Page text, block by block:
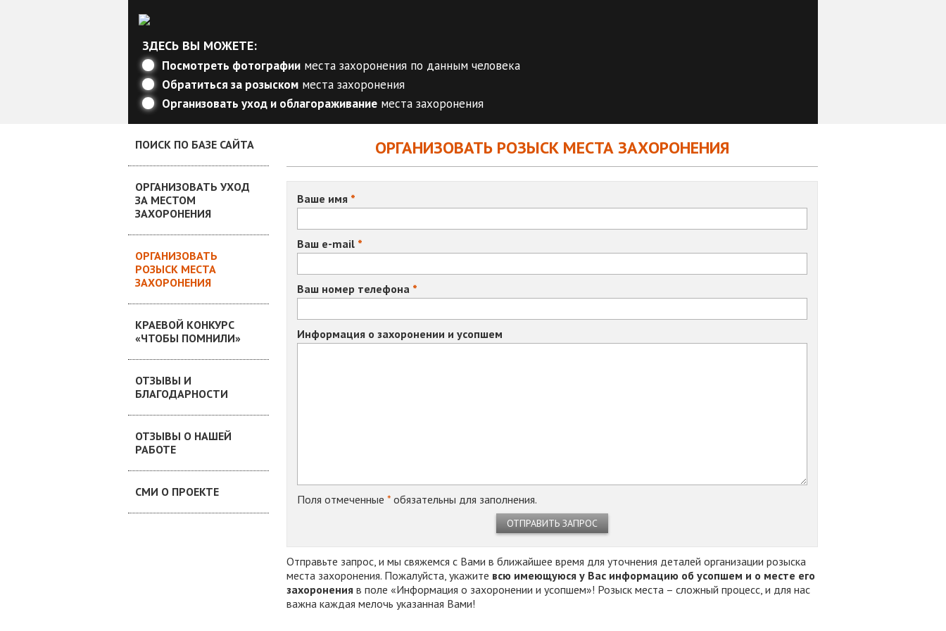
ЗДЕСЬ ВЫ МОЖЕТЕ:
Посмотреть фотографии места захоронения по данным человека
Обратиться за розыском места захоронения
Организовать уход и облагораживание места захоронения
ПОИСК ПО БАЗЕ САЙТА
ОРГАНИЗОВАТЬ УХОД
ЗА МЕСТОМ
ЗАХОРОНЕНИЯ
ОРГАНИЗОВАТЬ
РОЗЫСК МЕСТА
ЗАХОРОНЕНИЯ
КРАЕВОЙ КОНКУРС
«ЧТОБЫ ПОМНИЛИ»
ОТЗЫВЫ И
БЛАГОДАРНОСТИ
ОТЗЫВЫ О НАШЕЙ
РАБОТЕ
СМИ О ПРОЕКТЕ
ОРГАНИЗОВАТЬ РОЗЫСК МЕСТА ЗАХОРОНЕНИЯ
Ваше имя
Ваш e-mail
Ваш номер телефона
Информация о захоронении и усопшем
Поля отмеченные * обязательны для заполнения.
ОТПРАВИТЬ ЗАПРОС
Отправьте запрос, и мы свяжемся с Вами в ближайшее время для уточнения деталей организации розыска
места захоронения. Пожалуйста, укажите всю имеющуюся у Вас информацию об усопшем и о месте его
захоронения в поле «Информация о захоронении и усопшем»! Розыск места – сложный процесс, и для нас
важна каждая мелочь указанная Вами!